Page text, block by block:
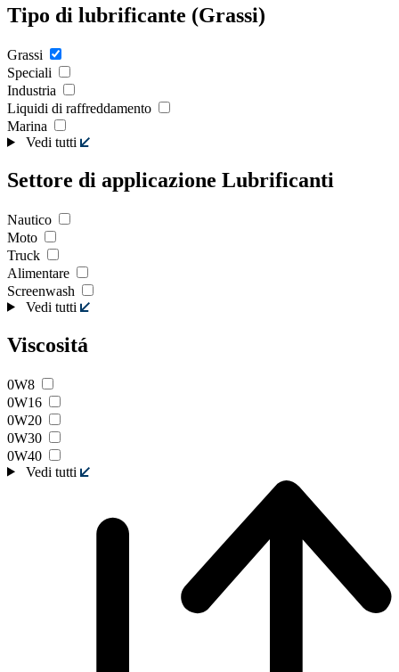
Tipo di lubrificante (Grassi)
Grassi
Speciali
Industria
Liquidi di raffreddamento
Marina
Vedi tutti
Settore di applicazione Lubrificanti
Nautico
Moto
Truck
Alimentare
Screenwash
Vedi tutti
Viscositá
0W8
0W16
0W20
0W30
0W40
Vedi tutti